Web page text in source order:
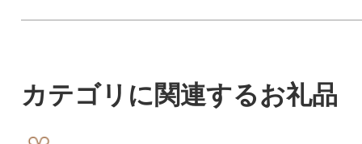
カテゴリに関連するお礼品